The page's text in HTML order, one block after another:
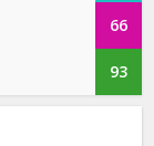
66
93